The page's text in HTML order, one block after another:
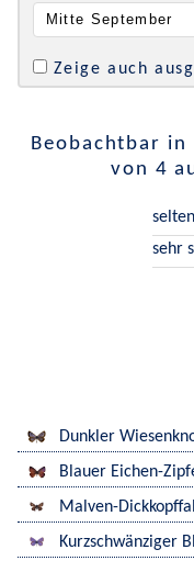
Zeige auch
Beobachtbar
von 4
selten
sehr
Dunkler
Blauer Eichen-
Malven-
Kurzschwänziger